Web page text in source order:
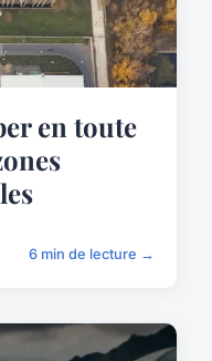
en toute
6 min de lecture →